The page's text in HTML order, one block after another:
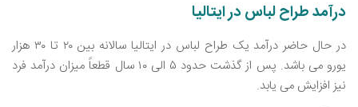
درآمد طراح لباس در ایتالیا
در حال حاضر درآمد یک طراح لباس در ایتالیا سالانه بین ۲۰ تا ۳۰ هزار
یورو می ‌باشد. پس از گذشت حدود ۵ الی ۱۰ سال قطعاً میزان درآمد فرد
نیز افزایش می ‌یابد.